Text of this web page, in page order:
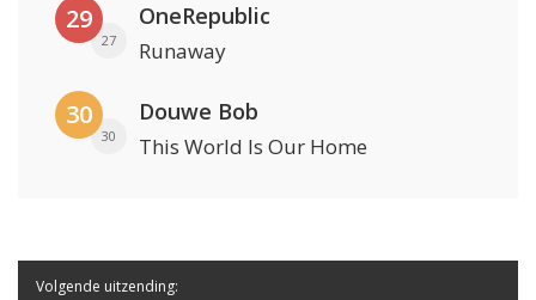
29
27
OneRepublic
Runaway
30
30
Douwe Bob
This World Is Our Home
Volgende uitzending: